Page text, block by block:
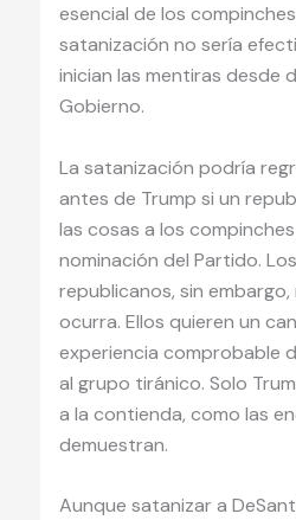
esencial de los
satanización no sería
inician las mentiras desde
Gobierno.
La satanización podría
antes de Trump si un
las cosas a los
nominación del Partido.
republicanos, sin
ocurra. Ellos quieren un
experiencia comprobable
al grupo tiránico. Solo
a la contienda, como las
demuestran.
Aunque satanizar a